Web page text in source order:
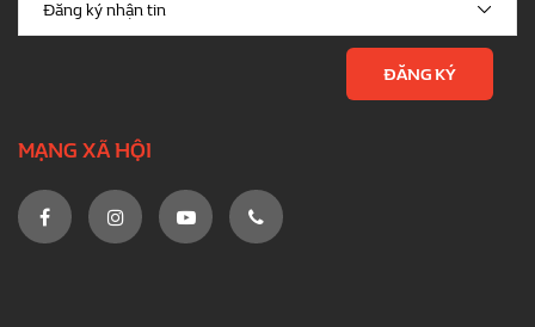
MẠNG XÃ HỘI